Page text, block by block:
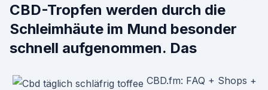
CBD-Tropfen werden durch die
Schleimhäute im Mund besonder
schnell aufgenommen. Das
CBD.fm: FAQ + Shops +